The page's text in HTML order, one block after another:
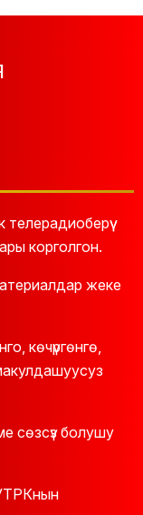
корголгон.
жеке
көчүргөнгө,
сөзсүз болушу